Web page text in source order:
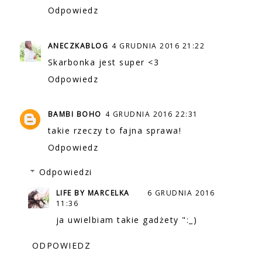
Odpowiedz
ANECZKABLOG 4 GRUDNIA 2016 21:22
Skarbonka jest super <3
Odpowiedz
BAMBI BOHO 4 GRUDNIA 2016 22:31
takie rzeczy to fajna sprawa!
Odpowiedz
Odpowiedzi
LIFE BY MARCELKA
6 GRUDNIA 2016
11:36
ja uwielbiam takie gadżety ":_)
ODPOWIEDZ